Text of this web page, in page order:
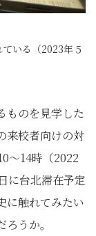
いる（2023年５
ものを見学した
来校者向けの対
〜14時（2022
に台北滞在予定
に触れてみたい
うか。